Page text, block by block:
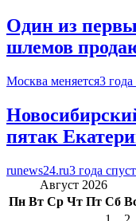
Один из
шлемов
Москва меняется3 года
пятак
runews24.ru3 года
Август 2026
Пн Вт Ср Чт Пт Сб